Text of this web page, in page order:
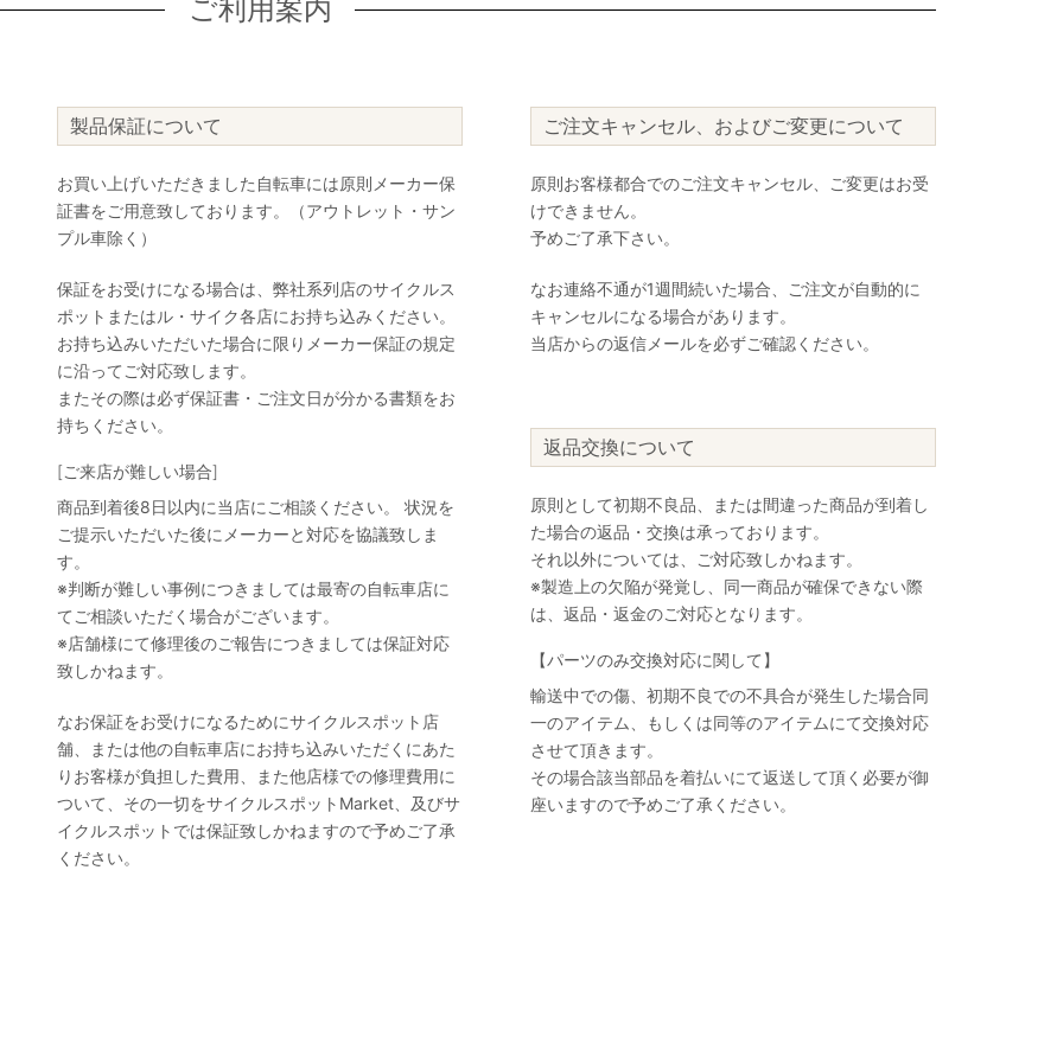
ご利用案内
製品保証について
お買い上げいただきました自転車には原則メーカー保
証書をご用意致しております。（アウトレット・サン
プル車除く）
保証をお受けになる場合は、弊社系列店のサイクルス
ポットまたはル・サイク各店にお持ち込みください。
お持ち込みいただいた場合に限りメーカー保証の規定
に沿ってご対応致します。
またその際は必ず保証書・ご注文日が分かる書類をお
持ちください。
[ご来店が難しい場合]
商品到着後8日以内に当店にご相談ください。 状況を
ご提示いただいた後にメーカーと対応を協議致しま
す。
※判断が難しい事例につきましては最寄の自転車店に
てご相談いただく場合がございます。
※店舗様にて修理後のご報告につきましては保証対応
致しかねます。
なお保証をお受けになるためにサイクルスポット店
舗、または他の自転車店にお持ち込みいただくにあた
りお客様が負担した費用、また他店様での修理費用に
ついて、その一切をサイクルスポットMarket、及びサ
イクルスポットでは保証致しかねますので予めご了承
ください。
ご注文キャンセル、およびご変更について
原則お客様都合でのご注文キャンセル、ご変更はお受
けできません。
予めご了承下さい。
なお連絡不通が1週間続いた場合、ご注文が自動的に
キャンセルになる場合があります。
当店からの返信メールを必ずご確認ください。
返品交換について
原則として初期不良品、または間違った商品が到着し
た場合の返品・交換は承っております。
それ以外については、ご対応致しかねます。
※製造上の欠陥が発覚し、同一商品が確保できない際
は、返品・返金のご対応となります。
【パーツのみ交換対応に関して】
輸送中での傷、初期不良での不具合が発生した場合同
一のアイテム、もしくは同等のアイテムにて交換対応
させて頂きます。
その場合該当部品を着払いにて返送して頂く必要が御
座いますので予めご了承ください。